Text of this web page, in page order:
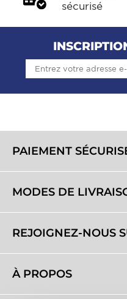
sécurisé
PAIEMENT
MODES DE
REJOIGNEZ-NOUS
À PROPOS